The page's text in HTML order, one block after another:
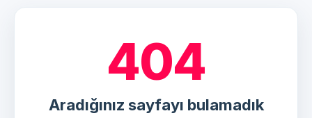
404
Aradığınız sayfayı bulamadık